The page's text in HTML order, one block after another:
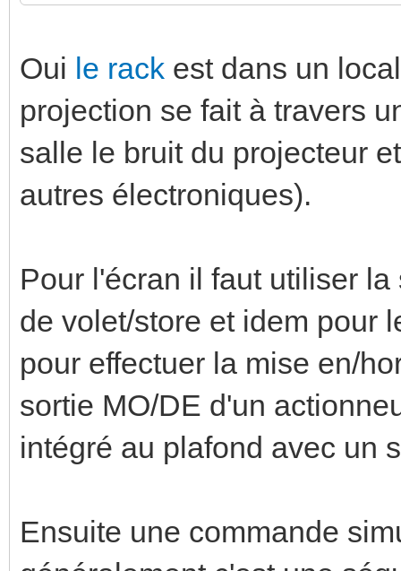
Oui le rack est dans un
projection se fait à travers
salle le bruit du projecteur
autres électroniques).
Pour l'écran il faut utiliser
de volet/store et idem pour
pour effectuer la mise en/
sortie MO/DE d'un
intégré au plafond avec un
Ensuite une commande